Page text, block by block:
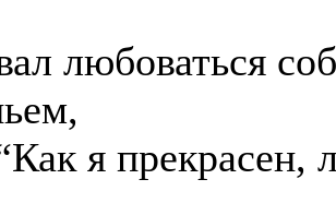
любоваться
я прекрасен,